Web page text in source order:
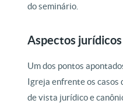
do seminário.
Aspectos
Um dos pontos
Igreja enfrente os casos
de vista jurídico e